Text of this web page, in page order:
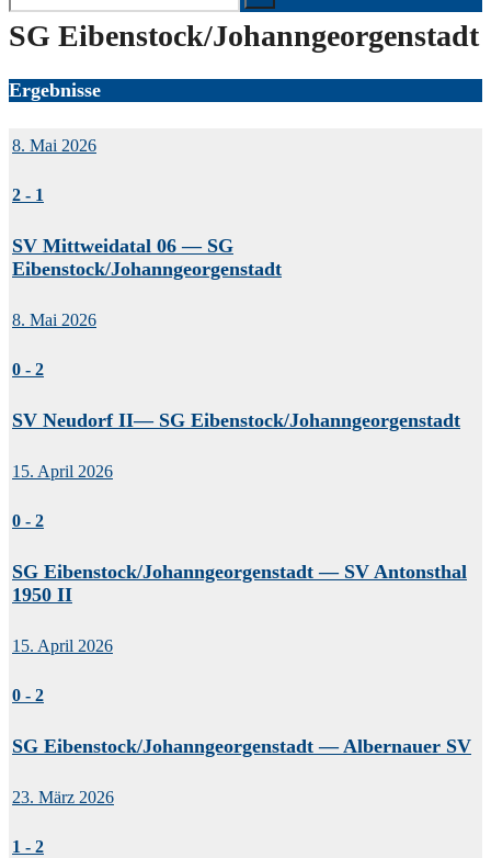
SG Eibenstock/Johanngeorgenstadt
Ergebnisse
8. Mai 2026
2 - 1
SV Mittweidatal 06 — SG
Eibenstock/Johanngeorgenstadt
8. Mai 2026
0 - 2
SV Neudorf II— SG Eibenstock/Johanngeorgenstadt
15. April 2026
0 - 2
SG Eibenstock/Johanngeorgenstadt — SV Antonsthal
1950 II
15. April 2026
0 - 2
SG Eibenstock/Johanngeorgenstadt — Albernauer SV
23. März 2026
1 - 2